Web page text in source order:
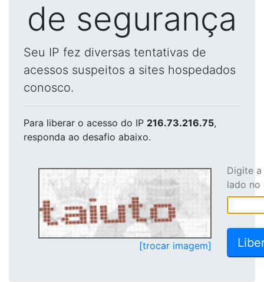
de segurança
Seu IP fez diversas tentativas de
acessos suspeitos a sites hospedados
conosco.
Para liberar o acesso do IP 216.73.216.75,
responda ao desafio abaixo.
[trocar imagem]
Digite
lado no